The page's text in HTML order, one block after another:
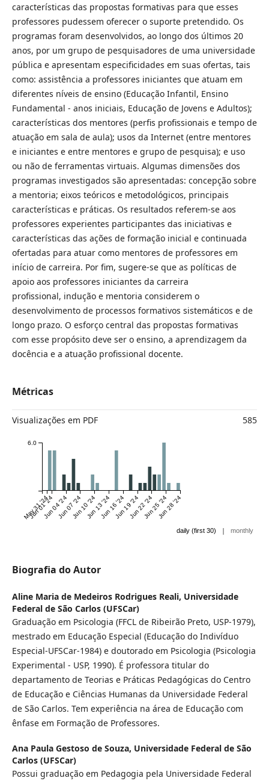
características das propostas formativas para que esses
professores pudessem oferecer o suporte pretendido. Os
programas foram desenvolvidos, ao longo dos últimos 20
anos, por um grupo de pesquisadores de uma universidade
pública e apresentam especificidades em suas ofertas, tais
como: assistência a professores iniciantes que atuam em
diferentes níveis de ensino (Educação Infantil, Ensino
Fundamental - anos iniciais, Educação de Jovens e Adultos);
características dos mentores (perfis profissionais e tempo de
atuação em sala de aula); usos da Internet (entre mentores
e iniciantes e entre mentores e grupo de pesquisa); e uso
ou não de ferramentas virtuais. Algumas dimensões dos
programas investigados são apresentadas: concepção sobre
a mentoria; eixos teóricos e metodológicos, principais
características e práticas. Os resultados referem-se aos
professores experientes participantes das iniciativas e
características das ações de formação inicial e continuada
ofertadas para atuar como mentores de professores em
início de carreira. Por fim, sugere-se que as políticas de
apoio aos professores iniciantes da carreira
profissional, indução e mentoria considerem o
desenvolvimento de processos formativos sistemáticos e de
longo prazo. O esforço central das propostas formativas
com esse propósito deve ser o ensino, a aprendizagem da
docência e a atuação profissional docente.
Métricas
Visualizações em PDF 585
May 31 '24
Jun 01 '24Jun 04 '24Jun 07 '24Jun 10 '24Jun 13 '24Jun 16 '24Jun 19 '24Jun 22 '24Jun 25 '24Jun 28 '24
6.0
daily (first 30) | monthly
Biografia do Autor
Aline Maria de Medeiros Rodrigues Reali, Universidade
Federal de São Carlos (UFSCar)
Graduação em Psicologia (FFCL de Ribeirão Preto, USP-1979),
mestrado em Educação Especial (Educação do Indivíduo
Especial-UFSCar-1984) e doutorado em Psicologia (Psicologia
Experimental - USP, 1990). É professora titular do
departamento de Teorias e Práticas Pedagógicas do Centro
de Educação e Ciências Humanas da Universidade Federal
de São Carlos. Tem experiência na área de Educação com
ênfase em Formação de Professores.
Ana Paula Gestoso de Souza, Universidade Federal de São
Carlos (UFSCar)
Possui graduação em Pedagogia pela Universidade Federal